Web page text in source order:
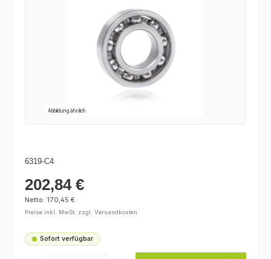
Abbildung ähnlich
6319-C4
Regulärer Preis:
202,84 €
Netto: 170,45 €
Preise inkl. MwSt. zzgl. Versandkosten
Sofort verfügbar